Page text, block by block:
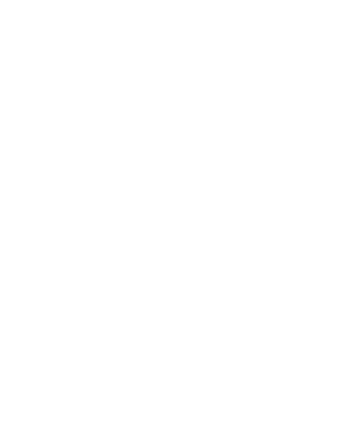
耐久防护体系表面采用双重防护处理，包括镀锌
安装便捷性模块化加工精度达到±0.5mm，配合
应用广泛性从大跨度工业厂房、光伏支架系统到